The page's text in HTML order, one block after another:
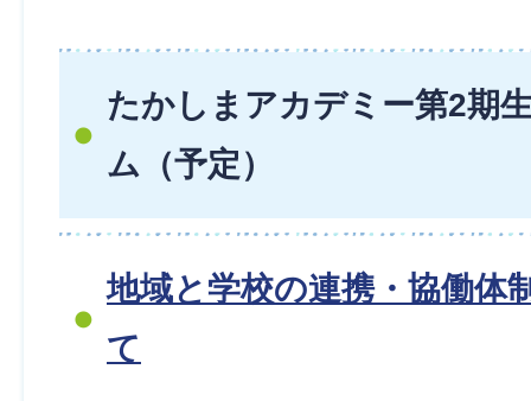
たかしまアカデミー第2期
ム（予定）
地域と学校の連携・協働体
て